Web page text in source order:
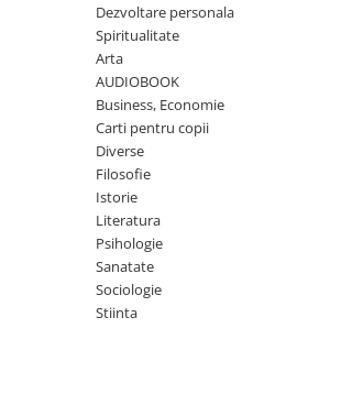
AUDIOBOOK
Business, Economie
Carti pentru copii
Dezvoltare personala
Spiritualitate
Arta
AUDIOBOOK
Business, Economie
Carti pentru copii
Diverse
Filosofie
Istorie
Literatura
Psihologie
Sanatate
Sociologie
Stiinta